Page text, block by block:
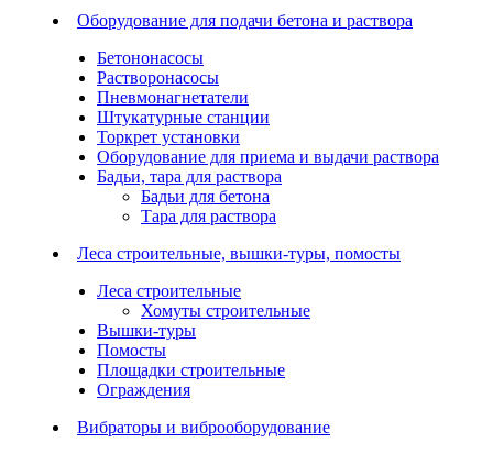
Оборудование для подачи бетона и раствора
Бетононасосы
Растворонасосы
Пневмонагнетатели
Штукатурные станции
Торкрет установки
Оборудование для приема и выдачи раствора
Бадьи, тара для раствора
Бадьи для бетона
Тара для раствора
Леса строительные, вышки-туры, помосты
Леса строительные
Хомуты строительные
Вышки-туры
Помосты
Площадки строительные
Ограждения
Вибраторы и виброоборудование